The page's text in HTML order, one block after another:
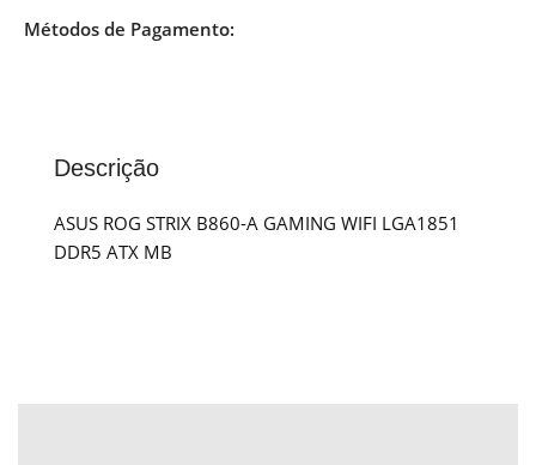
Métodos de Pagamento:
Descrição
ASUS ROG STRIX B860-A GAMING WIFI LGA1851
DDR5 ATX MB